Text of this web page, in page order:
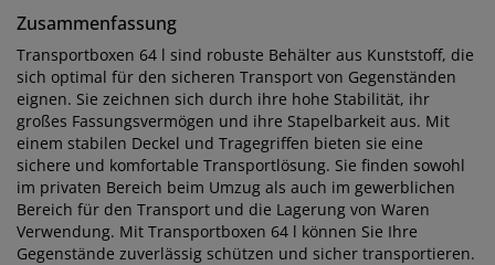
Zusammenfassung
Transportboxen 64 l sind robuste Behälter aus Kunststoff, die
sich optimal für den sicheren Transport von Gegenständen
eignen. Sie zeichnen sich durch ihre hohe Stabilität, ihr
großes Fassungsvermögen und ihre Stapelbarkeit aus. Mit
einem stabilen Deckel und Tragegriffen bieten sie eine
sichere und komfortable Transportlösung. Sie finden sowohl
im privaten Bereich beim Umzug als auch im gewerblichen
Bereich für den Transport und die Lagerung von Waren
Verwendung. Mit Transportboxen 64 l können Sie Ihre
Gegenstände zuverlässig schützen und sicher transportieren.